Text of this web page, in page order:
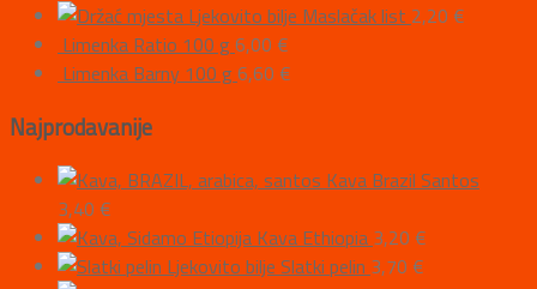
Ljekovito bilje Maslačak list 2,20 €
Limenka Ratio 100 g 6,00 €
Limenka Barny 100 g 6,60 €
Najprodavanije
Kava Brazil Santos
3,40 €
Kava Ethiopia 3,20 €
Ljekovito bilje Slatki pelin 3,70 €